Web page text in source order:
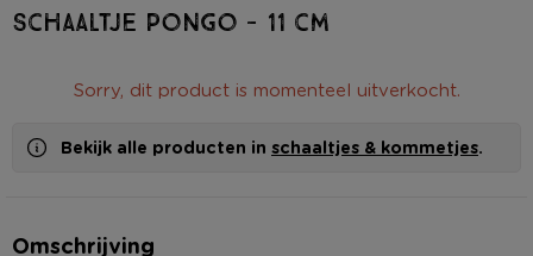
Schaaltje Pongo - 11 cm
Sorry, dit product is momenteel uitverkocht.
Bekijk alle producten in schaaltjes & kommetjes.
Omschrijving